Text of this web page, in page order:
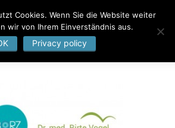
Cookies. Wenn Sie die Website weiter
wir von Ihrem Einverständnis aus.
Privacy policy